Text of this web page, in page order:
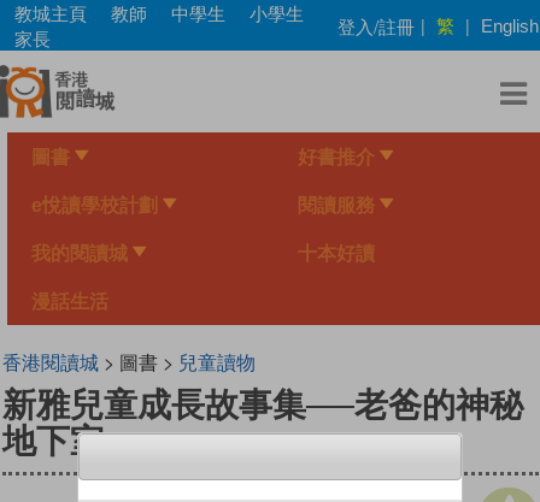
Skip
main
content
教城主頁 教師 中學生
小學生
家長
登入/註冊 | 繁 | English
圖書 好書推介
e悅讀學校計劃 閱讀服務
我的閱讀城 十本好讀
漫話生活
香港閱讀城> 圖書 > 兒童讀物
新雅兒童成長故事集──老爸的神秘
地下室